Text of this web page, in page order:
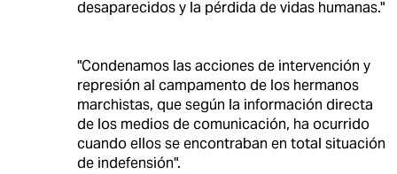
desaparecidos y la pérdida de vidas humanas."
"Condenamos las acciones de intervención y
represión al campamento de los hermanos
marchistas, que según la información directa
de los medios de comunicación, ha ocurrido
cuando ellos se encontraban en total situación
de indefensión".